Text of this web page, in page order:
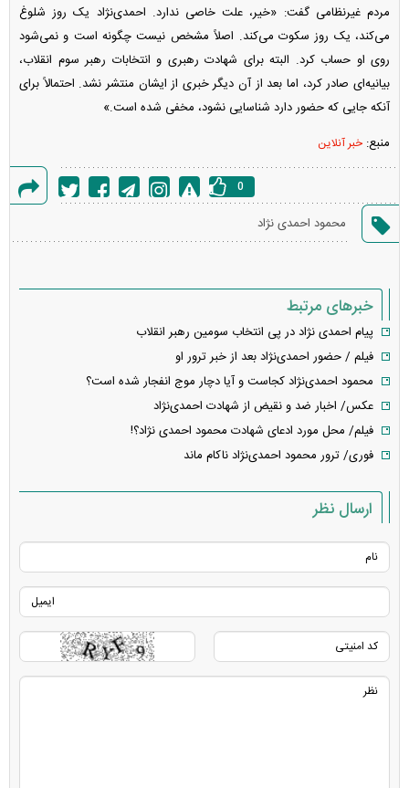
مردم غیرنظامی گفت: «خیر، علت خاصی ندارد. احمدی‌نژاد یک روز شلوغ
می‌کند، یک روز سکوت می‌کند. اصلاً مشخص نیست چگونه است و نمی‌شود
روی او حساب کرد. البته برای شهادت رهبری و انتخابات رهبر سوم انقلاب،
بیانیه‌ای صادر کرد، اما بعد از آن دیگر خبری از ایشان منتشر نشد. احتمالاً برای
آنکه جایی که حضور دارد شناسایی نشود، مخفی شده است.»
منبع: خبر آنلاین
خطا
0
محمود احمدی نژاد
خبرهای مرتبط
پیام احمدی نژاد در پی انتخاب سومین رهبر انقلاب
فیلم / حضور احمدی‌نژاد بعد از خبر ترور او
محمود احمدی‌نژاد کجاست و آیا دچار موج انفجار شده است؟
عکس/ اخبار ضد و نقیض از شهادت احمدی‌نژاد
فیلم/ محل مورد ادعای شهادت محمود احمدی نژاد؟!
فوری/ ترور محمود احمدی‌نژاد ناکام ماند
ارسال نظر